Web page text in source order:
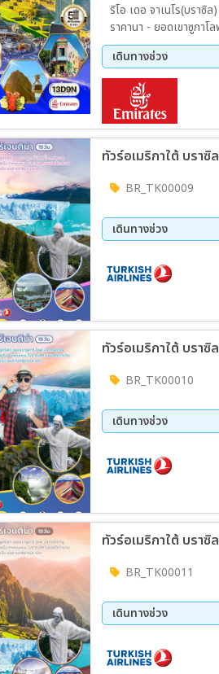
ริโอ เดอ จาเนโร(บราซิ
ราคานา - ยอดเขาซูกา
พื้นเมือง(Bird’s Park
บราซิล - นั่งเรือเจ็ทม
ชาติอิกัวซู
เดินทางช่วง
11 ส.ค. 69 - 23 ส.ค.
18 พ.ย. 69 - 30 พ.ย.
18 มี.ค 70 - 30 มี.ค
28 เม.ย 70 - 10 พ.
ทัวร์อเมริกาใต้ บราซิ
BR_TK00009
เดินทางช่วง
ทัวร์อเมริกาใต้ บราซิ
BR_TK00010
เดินทางช่วง
ทัวร์อเมริกาใต้ บราซิ
BR_TK00011
เดินทางช่วง